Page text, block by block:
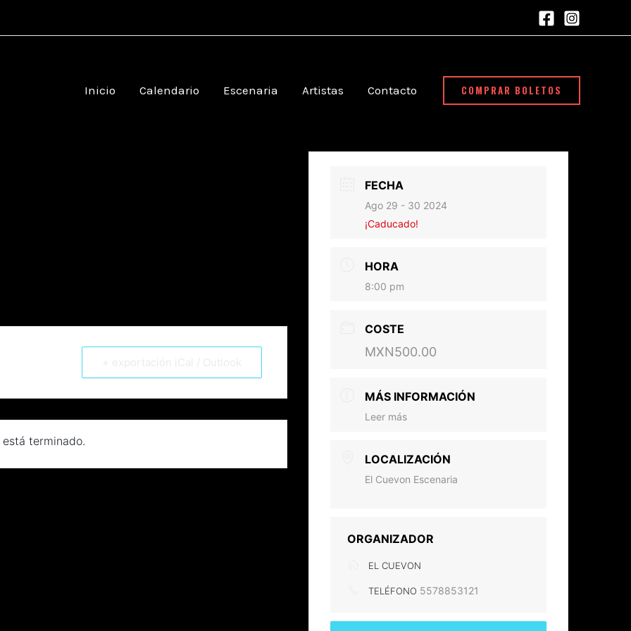
Inicio Calendario Escenaria Artistas Contacto COMPRAR BOLETOS
terminado.
FECHA
Ago 29 - 30 2024
¡Caducado!
HORA
8:00 pm
COSTE
MXN500.00
MÁS INFORMACIÓN
Leer más
LOCALIZACIÓN
El Cuevon Escenaria
ORGANIZADOR
EL CUEVON
TELÉFONO 5578853121